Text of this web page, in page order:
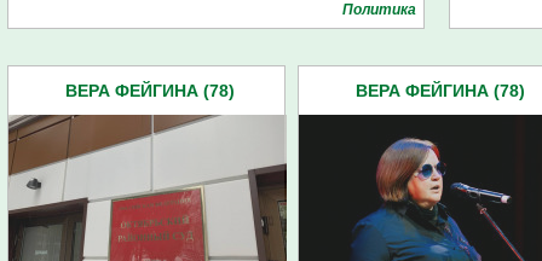
Политика
ВЕРА ФЕЙГИНА (78) ВЕРА ФЕЙГИНА (78)